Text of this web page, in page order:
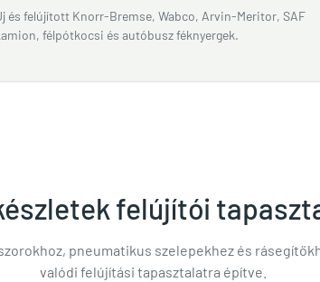
és felújított Knorr-Bremse, Wabco, Arvin-Meritor, SAF
félpótkocsi és autóbusz féknyergek.
felújítói
pneumatikus szelepekhez és
valódi felújítási tapasztalatra építve.